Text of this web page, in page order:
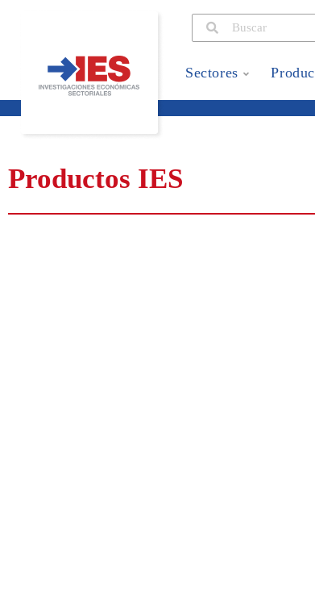
Sectores
Productos IES